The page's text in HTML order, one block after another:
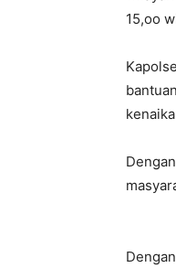
15,oo